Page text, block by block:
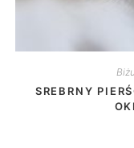
SREBRNY